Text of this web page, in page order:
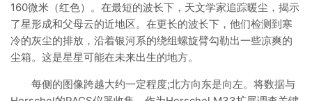
160微米（红色）。在最短的波长下，天文学家追踪暖尘，揭示
了星形成和父母云的近地区。在更长的波长下，他们检测到寒
冷的灰尘的排放，沿着银河系的绕组螺旋臂勾勒出一些凉爽的
尘箱。这是星星可能在未来出生的地方。
每侧的图像跨越大约一定程度;北方向东是向左。将数据与